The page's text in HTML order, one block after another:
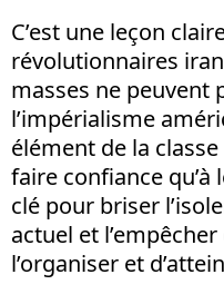
C’est une leçon
révolutionnaires
masses ne peuvent
l’impérialisme
élément de la
faire confiance qu’à
clé pour briser
actuel et
l’organiser et